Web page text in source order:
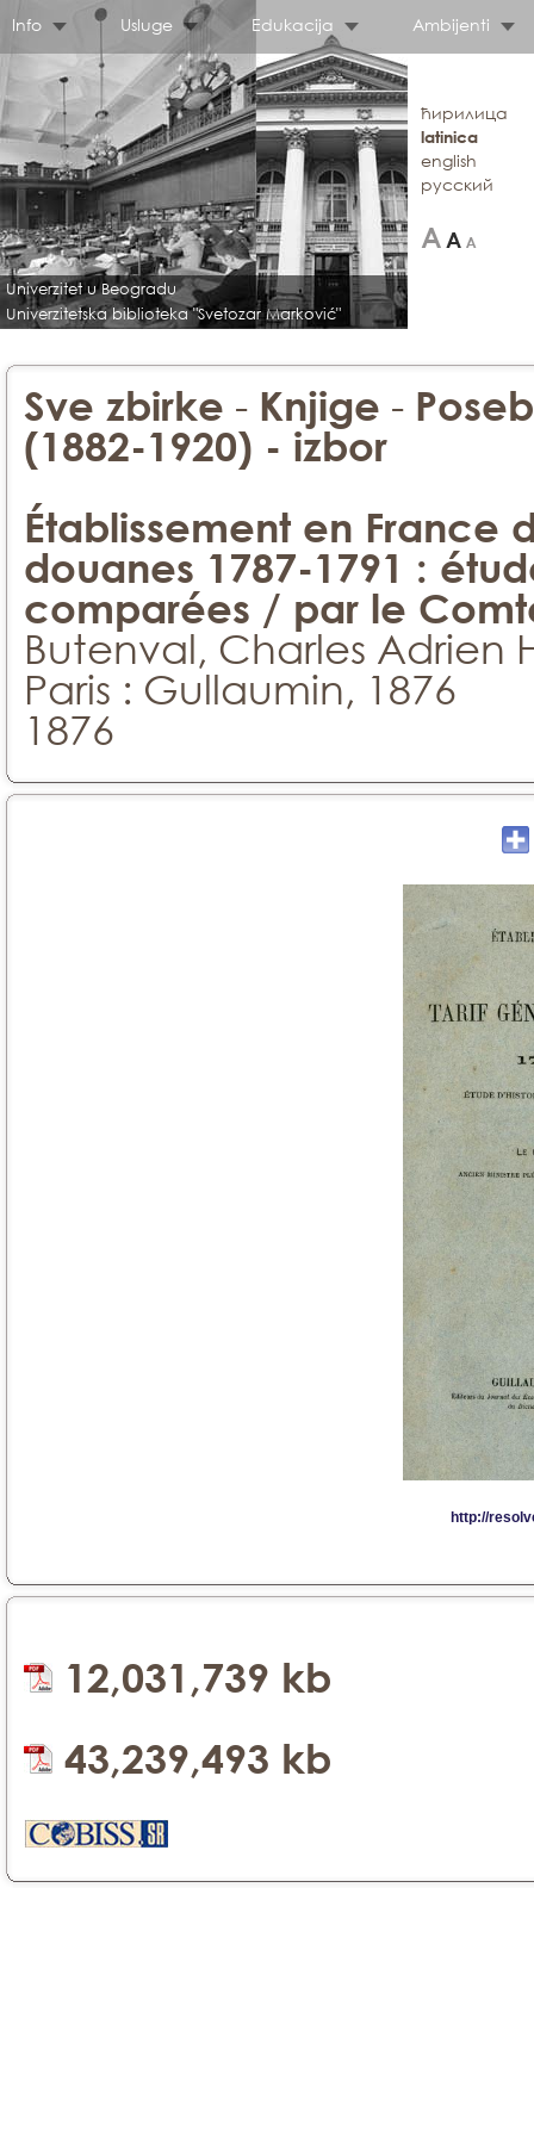
Info Usluge Edukacija Ambijenti
Univerzitet u Beogradu
Univerzitetska biblioteka "Svetozar Marković"
ћирилица
latinica
english
русский
Sve zbirke - Knjige -
(1882-1920) - izbor
Établissement en France
douanes 1787-1791 :
comparées / par le
Butenval, Charles Adrien
Paris : Gullaumin, 1876
1876
12,031,739 kb
43,239,493 kb